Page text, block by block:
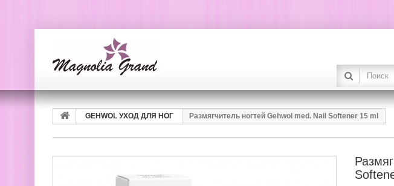
GEHWOL УХОД ДЛЯ НОГ Размягчитель ногтей Gehwol med. Nail Softener 15 ml